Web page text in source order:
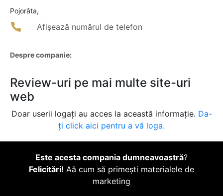
Pojorâta,
Afișează numărul de telefon
Despre companie:
Review-uri pe mai multe site-uri
web
Doar userii logați au acces la această informație. Da-
ți click aici pentru a vă loga.
Este acesta compania dumneavoastră?
Felicitări! Aă cum să primești materialele de
marketing